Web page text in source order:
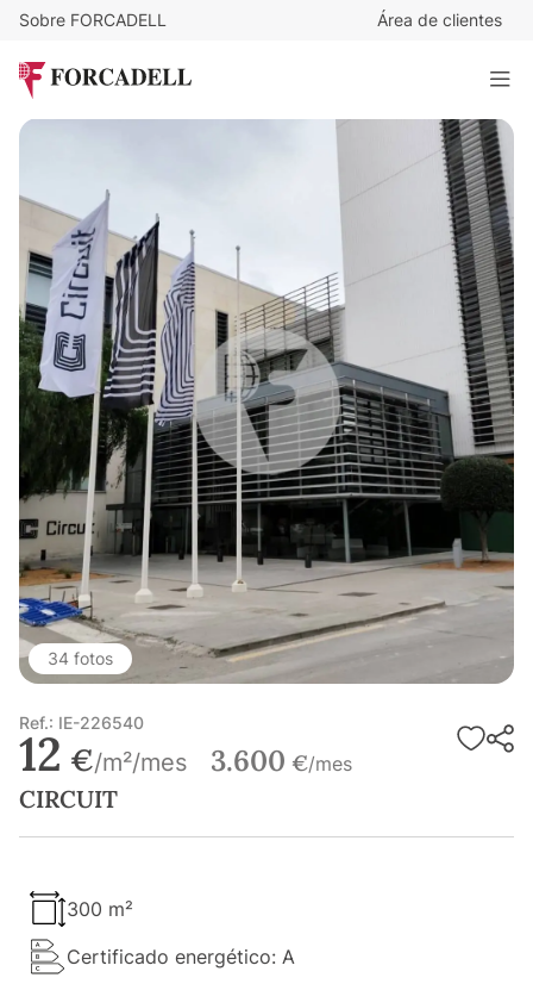
Sobre FORCADELL Área de clientes
CIRCUIT
300 m²
34 fotos
Ref.: IE-226540
12 €/m²/mes 3.600 €/mes
CIRCUIT
300 m²
Certificado energético: A